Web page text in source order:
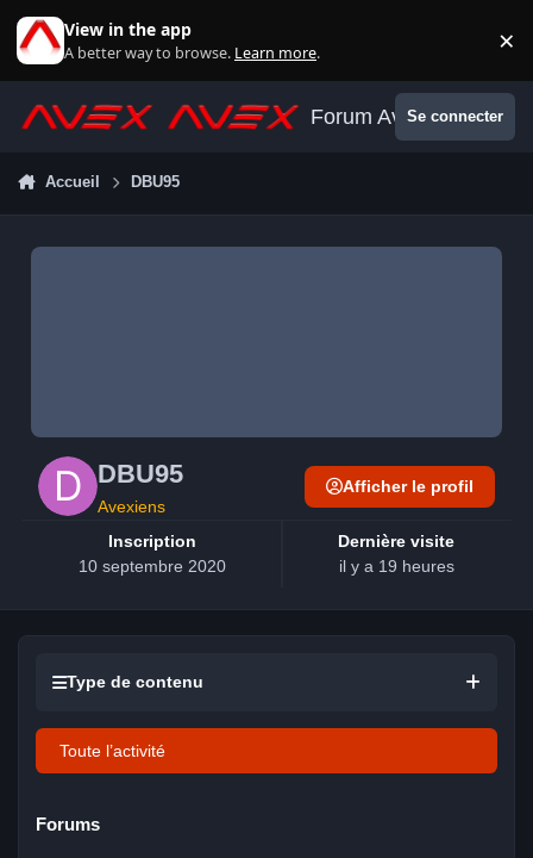
View in the app
A better way to browse. Learn more. ×
Forum AvexSe connecter
Accueil DBU95
DBU95
Avexiens
Inscription
10 septembre 2020
Dernière visite
il y a 19 heures
Afficher le profil
Type de contenu
Toute l’activité
Forums